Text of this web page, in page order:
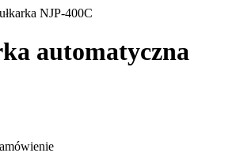
automatyczna